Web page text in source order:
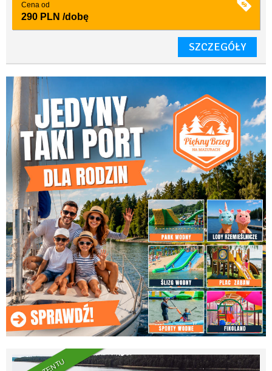
Cena od
290 PLN /dobę
SZCZEGÓŁY